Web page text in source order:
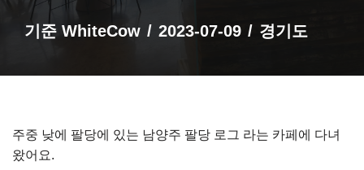
기준 WhiteCow 2023-07-09 경기도
주중 낮에 팔당에 있는 남양주 팔당 로그 라는 카페에 다녀
왔어요.